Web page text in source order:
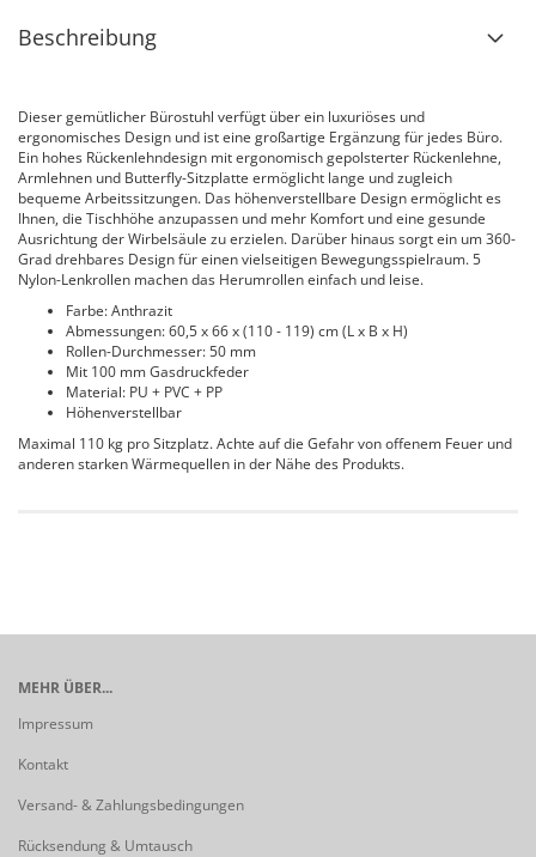
Beschreibung
Dieser gemütlicher Bürostuhl verfügt über ein luxuriöses und
ergonomisches Design und ist eine großartige Ergänzung für jedes Büro.
Ein hohes Rückenlehndesign mit ergonomisch gepolsterter Rückenlehne,
Armlehnen und Butterfly-Sitzplatte ermöglicht lange und zugleich
bequeme Arbeitssitzungen. Das höhenverstellbare Design ermöglicht es
Ihnen, die Tischhöhe anzupassen und mehr Komfort und eine gesunde
Ausrichtung der Wirbelsäule zu erzielen. Darüber hinaus sorgt ein um 360-
Grad drehbares Design für einen vielseitigen Bewegungsspielraum. 5
Nylon-Lenkrollen machen das Herumrollen einfach und leise.
Farbe: Anthrazit
Abmessungen: 60,5 x 66 x (110 - 119) cm (L x B x H)
Rollen-Durchmesser: 50 mm
Mit 100 mm Gasdruckfeder
Material: PU + PVC + PP
Höhenverstellbar
Maximal 110 kg pro Sitzplatz. Achte auf die Gefahr von offenem Feuer und
anderen starken Wärmequellen in der Nähe des Produkts.
MEHR ÜBER...
Impressum
Kontakt
Versand- & Zahlungsbedingungen
Rücksendung & Umtausch